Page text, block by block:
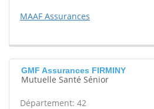
MAAF Assurances
GMF Assurances FIRMINY
Mutuelle Santé Sénior
Département: 42